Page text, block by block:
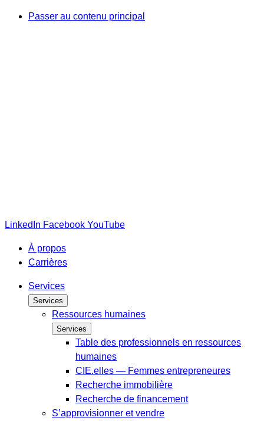
Passer au contenu principal
LinkedIn Facebook YouTube
À propos
Carrières
Services
Services
Ressources humaines
Services
Table des professionnels en ressources
humaines
CIE.elles — Femmes entrepreneures
Recherche immobilière
Recherche de financement
S’approvisionner et vendre